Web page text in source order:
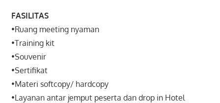
FASILITAS
•Ruang meeting nyaman
•Training kit
•Souvenir
•Sertifikat
•Materi softcopy/ hardcopy
•Layanan antar jemput peserta dan drop in Hotel